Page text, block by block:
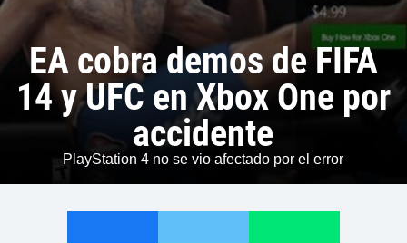
EA cobra demos de FIFA
14 y UFC en Xbox One por
accidente
PlayStation 4 no se vio afectado por el error